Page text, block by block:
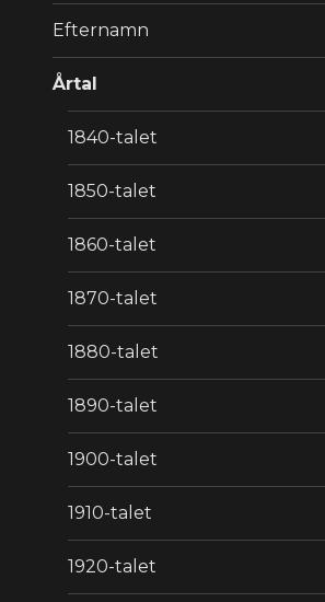
Efternamn
Årtal
1840-talet
1850-talet
1860-talet
1870-talet
1880-talet
1890-talet
1900-talet
1910-talet
1920-talet